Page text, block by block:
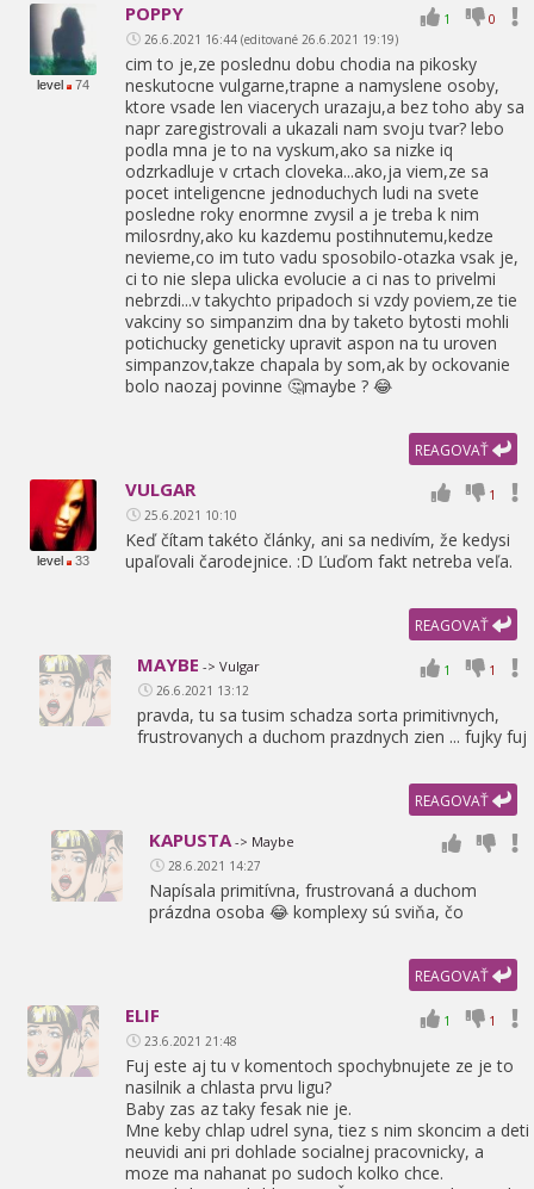
level 74
1 0
POPPY
26.6.2021 16:44 (editované 26.6.2021 19:19)
cim to je,ze poslednu dobu chodia na pikosky
neskutocne vulgarne,trapne a namyslene osoby,
ktore vsade len viacerych urazaju,a bez toho aby sa
napr zaregistrovali a ukazali nam svoju tvar? lebo
podla mna je to na vyskum,ako sa nizke iq
odzrkadluje v crtach cloveka...ako,ja viem,ze sa
pocet inteligencne jednoduchych ludi na svete
posledne roky enormne zvysil a je treba k nim
milosrdny,ako ku kazdemu postihnutemu,kedze
nevieme,co im tuto vadu sposobilo-otazka vsak je,
ci to nie slepa ulicka evolucie a ci nas to privelmi
nebrzdi...v takychto pripadoch si vzdy poviem,ze tie
vakciny so simpanzim dna by taketo bytosti mohli
potichucky geneticky upravit aspon na tu uroven
simpanzov,takze chapala by som,ak by ockovanie
bolo naozaj povinne 🤔maybe ? 😂
REAGOVAŤ
level 33
1
VULGAR
25.6.2021 10:10
Keď čítam takéto články, ani sa nedivím, že kedysi
upaľovali čarodejnice. :D Ľuďom fakt netreba veľa.
REAGOVAŤ
1 1
MAYBE -> Vulgar
26.6.2021 13:12
pravda, tu sa tusim schadza sorta primitivnych,
frustrovanych a duchom prazdnych zien ... fujky fuj
REAGOVAŤ
KAPUSTA -> Maybe
28.6.2021 14:27
Napísala primitívna, frustrovaná a duchom
prázdna osoba 😂 komplexy sú sviňa, čo
REAGOVAŤ
1 1
ELIF
23.6.2021 21:48
Fuj este aj tu v komentoch spochybnujete ze je to
nasilnik a chlasta prvu ligu?
Baby zas az taky fesak nie je.
Mne keby chlap udrel syna, tiez s nim skoncim a deti
neuvidi ani pri dohlade socialnej pracovnicky, a
moze ma nahanat po sudoch kolko chce.